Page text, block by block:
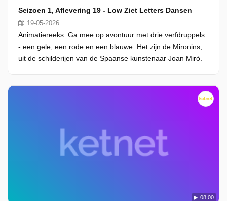
Seizoen 1, Aflevering 19 - Low Ziet Letters Dansen
19-05-2026
Animatiereeks. Ga mee op avontuur met drie verfdruppels
- een gele, een rode en een blauwe. Het zijn de Mironins,
uit de schilderijen van de Spaanse kunstenaar Joan Miró.
08:00